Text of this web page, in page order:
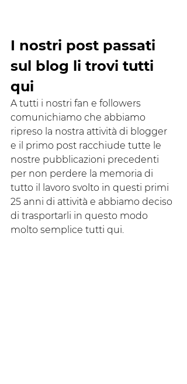
I nostri post passati
sul blog li trovi tutti
qui
A tutti i nostri fan e followers
comunichiamo che abbiamo
ripreso la nostra attività di blogger
e il primo post racchiude tutte le
nostre pubblicazioni precedenti
per non perdere la memoria di
tutto il lavoro svolto in questi primi
25 anni di attività e abbiamo deciso
di trasportarli in questo modo
molto semplice tutti qui.